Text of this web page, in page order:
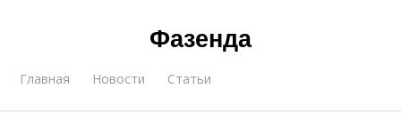
Фазенда
Главная Новости Статьи